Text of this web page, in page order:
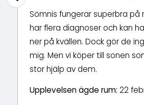
Sömnis fungerar superbra på
har flera diagnoser och kan
ner på kvällen. Dock gör de
mig. Men vi köper till sonen
stor hjälp av dem.
Upplevelsen ägde rum: 22